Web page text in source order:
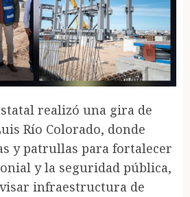
realizó una gira de
Río Colorado, donde
y patrullas para fortalecer
y la seguridad pública,
infraestructura de